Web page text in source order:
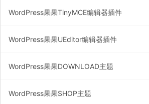
WordPress果果TinyMCE编辑器插件
WordPress果果UEditor编辑器插件
WordPress果果DOWNLOAD主题
WordPress果果SHOP主题